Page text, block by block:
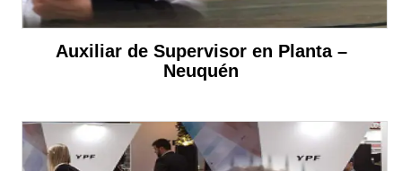
Auxiliar de Supervisor en Planta –
Neuquén